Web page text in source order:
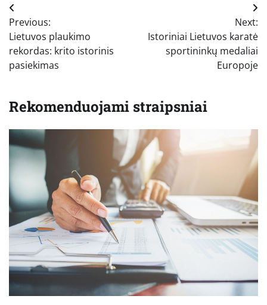
Navigacija
tarp
įrašų
Previous:
Lietuvos plaukimo
rekordas: krito istorinis
pasiekimas
Next:
Istoriniai Lietuvos karatė
sportininkų medaliai
Europoje
Rekomenduojami straipsniai